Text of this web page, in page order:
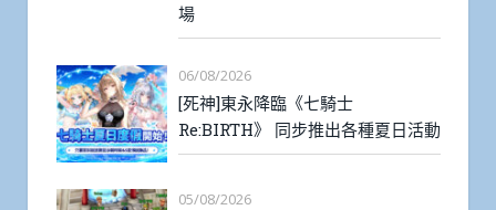
場
06/08/2026
[死神]東永降臨《七騎士
Re:BIRTH》 同步推出各種夏日活動
05/08/2026